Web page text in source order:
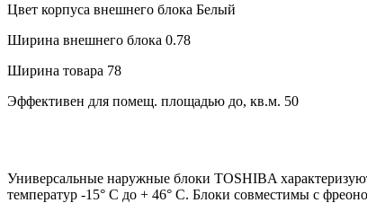
Цвет корпуса внешнего блока Белый
Ширина внешнего блока 0.78
Ширина товара 78
Эффективен для помещ. площадью до, кв.м. 50
Универсальные наружные блоки TOSHIBA
температур -15° C до + 46° C. Блоки совместимы с